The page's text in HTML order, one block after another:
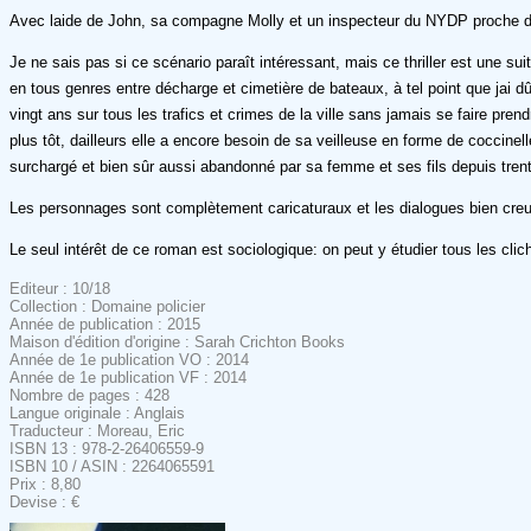
Avec laide de John, sa compagne Molly et un inspecteur du NYDP
Je ne sais pas si ce scénario paraît intéressant, mais ce thriller est une
en tous genres entre décharge et cimetière de bateaux, à tel point que
vingt ans sur tous les trafics et crimes de la ville sans jamais se faire
plus tôt, dailleurs elle a encore besoin de sa veilleuse en forme de
surchargé et bien sûr aussi abandonné par sa femme et ses fils depuis
Les personnages sont complètement caricaturaux et les dialogues bien
Le seul intérêt de ce roman est sociologique: on peut y étudier tous les
Editeur : 10/18
Collection : Domaine policier
Année de publication : 2015
Maison d'édition d'origine : Sarah Crichton Books
Année de 1e publication VO : 2014
Année de 1e publication VF : 2014
Nombre de pages : 428
Langue originale : Anglais
Traducteur : Moreau, Eric
ISBN 13 : 978-2-26406559-9
ISBN 10 / ASIN : 2264065591
Prix : 8,80
Devise : €